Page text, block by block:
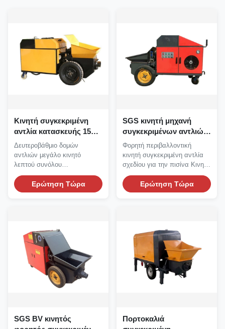
Κινητή συγκεκριμένη
αντλία κατασκευής 15Kw
για το λεπτό σύνολο
Δευτεροβάθμιο δομών
αντλιών μεγάλο κινητό
λεπτού συνόλου
συγκεκριμένων αντλιών
δύναμης σκυρόδεμα...
Ερώτηση Τώρα
SGS κινητή μηχανή
συγκεκριμένων αντλιών
συγκεκριμένων αντλιών
μίνι για την πισίνα
Φορητή περιβαλλοντική
κινητή συγκεκριμένη αντλία
σχεδίου για την πισίνα Κινητή
συγκεκριμένη...
Ερώτηση Τώρα
SGS BV κινητός
Πορτοκαλιά